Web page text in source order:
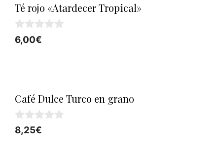
Té rojo «Atardecer Tropical»
0
d
6,00€
Café Dulce Turco en grano
0
d
8,25€